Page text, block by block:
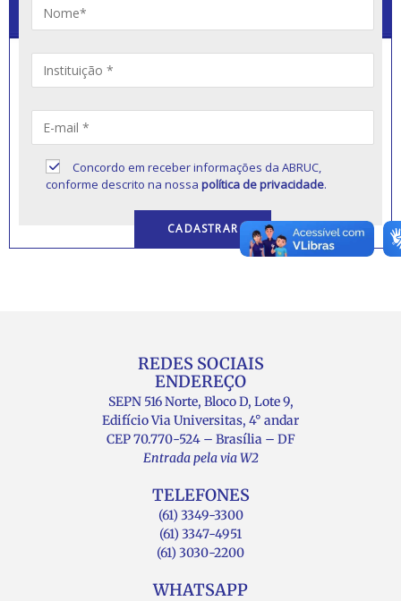
Concordo em receber informações da ABRUC,
conforme descrito na nossapolítica de privacidade.
REDES SOCIAIS
ENDEREÇO
SEPN 516 Norte, Bloco D, Lote 9,
Edifício Via Universitas, 4° andar
CEP 70.770-524 – Brasília – DF
Entrada pela via W2
TELEFONES
(61) 3349-3300
(61) 3347-4951
(61) 3030-2200
WHATSAPP